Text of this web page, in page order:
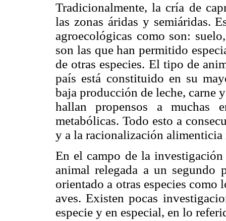
Tradicionalmente, la cría de
las zonas áridas y semiáridas.
agroecológicas como son:
son las que han permitido
de otras especies. El tipo de
país está constituido en su
baja producción de leche, carne
hallan propensos a muchas
metabólicas. Todo esto a
y a la racionalización
En el campo de la
animal relegada a un segundo
orientado a otras especies
aves. Existen pocas
especie y en especial, en lo